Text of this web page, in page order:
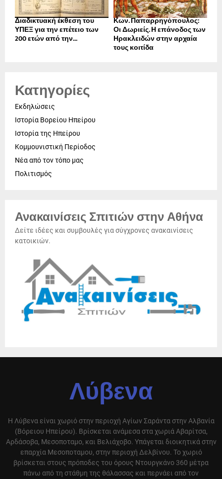
Διαδικτυακή έκθεση του
ΥΠΕΞ για την επέτειο των
200 ετών από την...
Κων. Παπαρρηγόπουλος:
Οι Δωριείς. Η επάνοδος των
Ηρακλειδών στην αρχαία
τους κοιτίδα
Κατηγορίες
Εκδηλώσεις
Ιστορία Βορείου Ηπείρου
Ιστορία της Ηπείρου
Κομμουνιστική Περίοδος
Νέα από τον τόπο μας
Πολιτισμός
Ανακαινίσεις Σπιτιών στην Αθήνα
Δείτε ιδέες και συμβουλές για σύγχρονες ανακαινίσεις
κατοικιών.
Λύβενα
Η Λύβενα είναι χωριό στην περιοχή Αγίων Σαράντα στην Αλβανία
(Βόρειου Ηπείρου). Βρίσκεται ανάμεσα στα χωριά Αβαρίτσα,
Αρδάσοβα, Μεσοποταμο, και Βελιάχοβο. Υπάγεται διοικητικά στην
επαρχία Μεσοποταμου, στην περιοχή Δελβίνου. Το χωριό
βρίσκεται στους πρόποδες του όρους Ντουργκάνο 360 μέτρα
πάνω από τη στάθμη της θάλασσας και περνάει από τον